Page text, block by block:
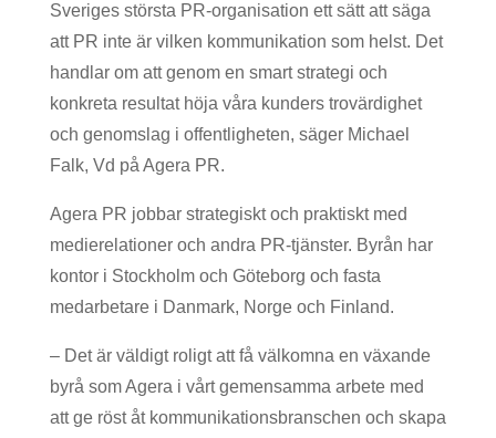
Sveriges största PR-organisation ett sätt att säga
att PR inte är vilken kommunikation som helst. Det
handlar om att genom en smart strategi och
konkreta resultat höja våra kunders trovärdighet
och genomslag i offentligheten, säger Michael
Falk, Vd på Agera PR.
Agera PR jobbar strategiskt och praktiskt med
medierelationer och andra PR-tjänster. Byrån har
kontor i Stockholm och Göteborg och fasta
medarbetare i Danmark, Norge och Finland.
– Det är väldigt roligt att få välkomna en växande
byrå som Agera i vårt gemensamma arbete med
att ge röst åt kommunikationsbranschen och skapa